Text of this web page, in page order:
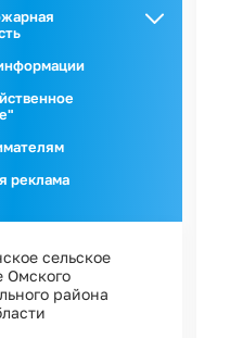
реклама
сельское
Омского
района